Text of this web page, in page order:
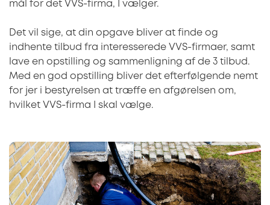
mål for det VVS-firma, I vælger.
Det vil sige, at din opgave bliver at finde og
indhente tilbud fra interesserede VVS-firmaer, samt
lave en opstilling og sammenligning af de 3 tilbud.
Med en god opstilling bliver det efterfølgende nemt
for jer i bestyrelsen at træffe en afgørelsen om,
hvilket VVS-firma I skal vælge.